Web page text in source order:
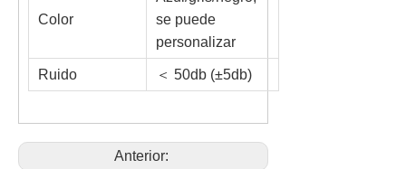
Color
se puede
personalizar
Ruido ＜ 50db (±5db)
Anterior: